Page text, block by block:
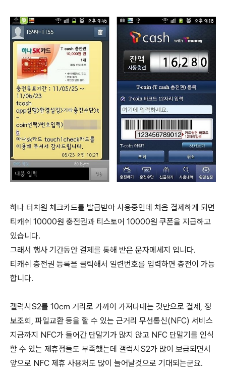
하나 터치원 체크카드를 발급받아 사용중인데 처음 결제하게 되면
티캐쉬 10000원 충전권과 티스토어 10000원 쿠폰을 지급하고
있습니다.
그래서 행사 기간동안 결제를 통해 받은 문자메세지 입니다.
티캐쉬 충전권 등록을 클릭해서 일련번호를 입력하면 충전이 가능
합니다.
갤럭시S2를 10㎝ 거리로 가까이 가져다대는 것만으로 결제, 정
보조회, 파일교환 등을 할 수 있는 근거리 무선통신(NFC) 서비스
지금까지 NFC가 들어간 단말기가 많지 않고 NFC 단말기를 인식
할 수 있는 제휴점들도 부족했는데 갤럭시S2가 많이 보급되면서
앞으로 NFC 제휴 사용처도 많이 늘어날것으로 기대되는군요.